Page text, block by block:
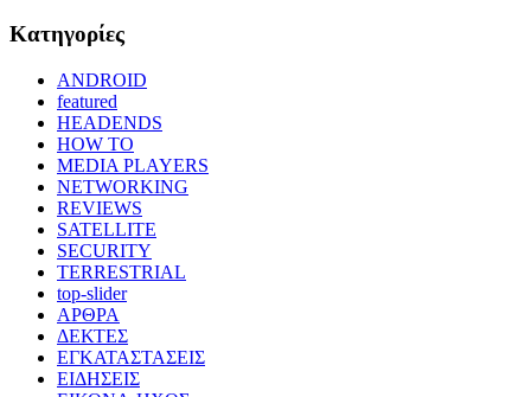
Kατηγορίες
ANDROID
featured
HEADENDS
HOW TO
MEDIA PLAYERS
NETWORKING
REVIEWS
SATELLITE
SECURITY
TERRESTRIAL
top-slider
ΑΡΘΡΑ
ΔΕΚΤΕΣ
ΕΓΚΑΤΑΣΤΑΣΕΙΣ
ΕΙΔΗΣΕΙΣ